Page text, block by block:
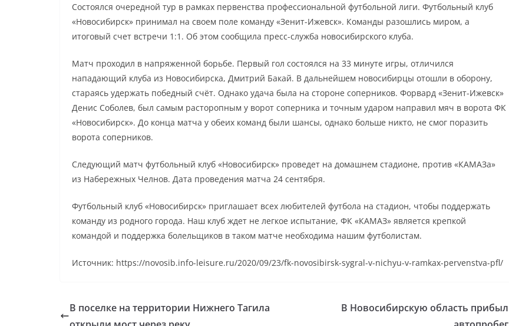
Состоялся очередной тур в рамках первенства профессиональной футбольной лиги. Футбольный клуб
«Новосибирск» принимал на своем поле команду «Зенит-Ижевск». Команды разошлись миром, а
итоговый счет встречи 1:1. Об этом сообщила пресс-служба новосибирского клуба.
Матч проходил в напряженной борьбе. Первый гол состоялся на 33 минуте игры, отличился
нападающий клуба из Новосибирска, Дмитрий Бакай. В дальнейшем новосибирцы отошли в оборону,
стараясь удержать победный счёт. Однако удача была на стороне соперников. Форвард «Зенит-Ижевск»
Денис Соболев, был самым расторопным у ворот соперника и точным ударом направил мяч в ворота ФК
«Новосибирск». До конца матча у обеих команд были шансы, однако больше никто, не смог поразить
ворота соперников.
Следующий матч футбольный клуб «Новосибирск» проведет на домашнем стадионе, против «КАМАЗа»
из Набережных Челнов. Дата проведения матча 24 сентября.
Футбольный клуб «Новосибирск» приглашает всех любителей футбола на стадион, чтобы поддержать
команду из родного города. Наш клуб ждет не легкое испытание, ФК «КАМАЗ» является крепкой
командой и поддержка болельщиков в таком матче необходима нашим футболистам.
Источник: https://novosib.info-leisure.ru/2020/09/23/fk-novosibirsk-sygral-v-nichyu-v-ramkax-pervenstva-pfl/
В поселке на территории Нижнего Тагила
В Новосибирскую область прибыл